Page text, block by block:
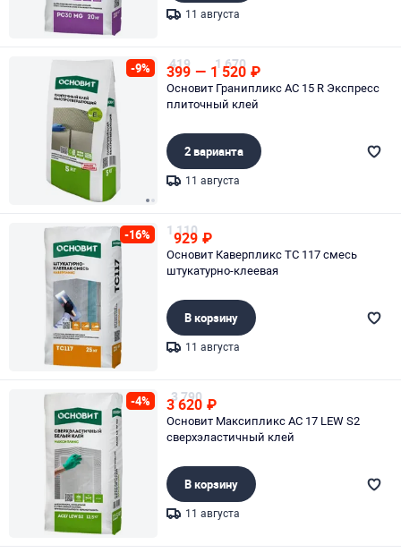
11 августа
-9% 419
399 — 1 670
1 520 ₽
Основит Гранипликс АС 15 R Экспресс
плиточный клей
2 варианта
11 августа
-16% 1 110
929 ₽
Основит Каверпликс TC 117 смесь
штукатурно-клеевая
В корзину
11 августа
-4% 3 790
3 620 ₽
Основит Максипликс AC 17 LEW S2
сверхэластичный клей
В корзину
11 августа